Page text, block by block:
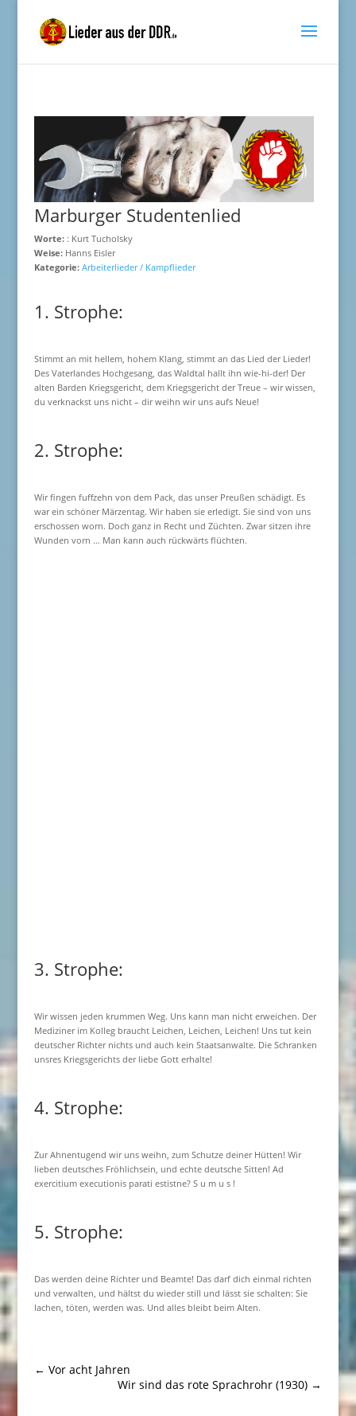
Marburger Studentenlied
Worte:: Kurt Tucholsky
Weise:Hanns Eisler
Kategorie: Arbeiterlieder / Kampflieder
1. Strophe:
Stimmt an mit hellem, hohem Klang, stimmt an das Lied der Lieder!
Des Vaterlandes Hochgesang, das Waldtal hallt ihn wie-hi-der! Der
alten Barden Kriegsgericht, dem Kriegsgericht der Treue – wir wissen,
du verknackst uns nicht – dir weihn wir uns aufs Neue!
2. Strophe:
Wir fingen fuffzehn von dem Pack, das unser Preußen schädigt. Es
war ein schöner Märzentag. Wir haben sie erledigt. Sie sind von uns
erschossen worn. Doch ganz in Recht und Züchten. Zwar sitzen ihre
Wunden vorn … Man kann auch rückwärts flüchten.
3. Strophe:
Wir wissen jeden krummen Weg. Uns kann man nicht erweichen. Der
Mediziner im Kolleg braucht Leichen, Leichen, Leichen! Uns tut kein
deutscher Richter nichts und auch kein Staatsanwalte. Die Schranken
unsres Kriegsgerichts der liebe Gott erhalte!
4. Strophe:
Zur Ahnentugend wir uns weihn, zum Schutze deiner Hütten! Wir
lieben deutsches Fröhlichsein, und echte deutsche Sitten! Ad
exercitium executionis parati estistne? S u m u s !
5. Strophe:
Das werden deine Richter und Beamte! Das darf dich einmal richten
und verwalten, und hältst du wieder still und lässt sie schalten: Sie
lachen, töten, werden was. Und alles bleibt beim Alten.
← Vor acht Jahren
Wir sind das rote Sprachrohr (1930) →